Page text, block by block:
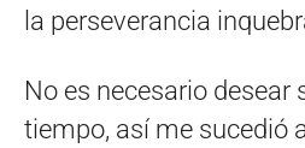
la perseverancia
No es necesario desear
tiempo, así me sucedió